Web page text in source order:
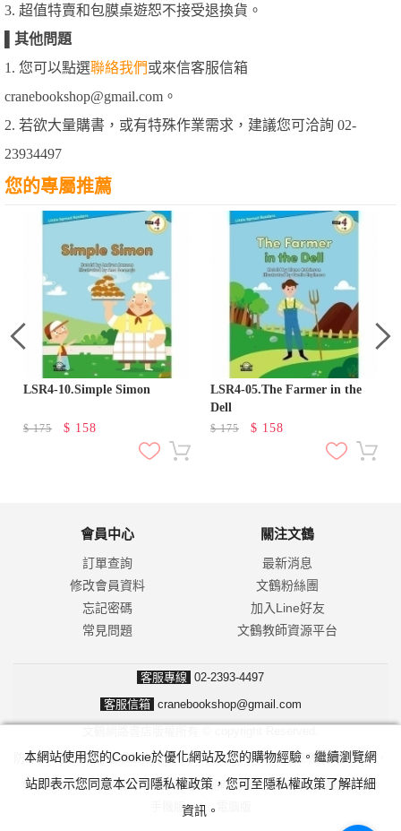
3. 超值特賣和包膜桌遊恕不接受退換貨。
其他問題
1. 您可以點選聯絡我們或來信客服信箱
cranebookshop@gmail.com。
2. 若欲大量購書，或有特殊作業需求，建議您可洽詢 02-
23934497
您的專屬推薦
LSR4-10.Simple Simon
$175 $ 158
LSR4-05.The Farmer in the
Dell
$175 $ 158
會員中心
訂單查詢
修改會員資料
忘記密碼
常見問題
關注文鶴
最新消息
文鶴粉絲團
加入Line好友
文鶴教師資源平台
客服專線 02-2393-4497
客服信箱 cranebookshop@gmail.com
防詐騙！我們不會要求並指示您至ATM操作。ATM只有匯款及轉帳功能，
無法解除分期付款或訂單錯誤問題。隨時可撥打165反詐騙諮詢專線。
手機版 |
本網站使用您的Cookie於優化網站及您的購物經驗。繼續瀏覽網
站即表示您同意本公司隱私權政策，您可至隱私權政策了解詳細
資訊。